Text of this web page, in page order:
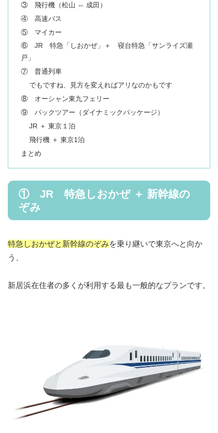
③ 飛行機（松山 ⇔ 成田）
④ 高速バス
⑤ マイカー
⑥ JR 特急「しおかぜ」＋ 寝台特急「サンライズ瀬
戸」
⑦ 普通列車
でもですね、見方を変えればアリなのかもです
⑧ オーシャン東九フェリー
⑨ パックツアー（ダイナミックパッケージ）
JR ＋ 東京１泊
飛行機 ＋ 東京1泊
まとめ
① JR 特急しおかぜ ＋ 新幹線の
ぞみ
特急しおかぜと新幹線のぞみを乗り継いで東京へと向か
う、
新居浜在住者の多くが利用する最も一般的なプランです。